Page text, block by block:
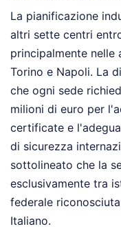
La pianificazione
altri sette centri
principalmente nelle
Torino e Napoli. La
che ogni sede
milioni di euro per
certificate e
di sicurezza
sottolineato che la
esclusivamente tra
federale
Italiano.